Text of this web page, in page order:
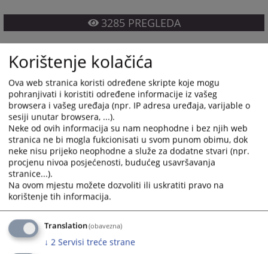
3285 PREGLEDA
Prateći dokumenti
Lista pitanja za namještenike
Lista pitanja za službenike (SSS)
Lista pitanja službenike (VSS)
Korištenje kolačića
Ova web stranica koristi određene skripte koje mogu
pohranjivati i koristiti određene informacije iz vašeg
browsera i vašeg uređaja (npr. IP adresa uređaja, varijable o
sesiji unutar browsera, ...).
Neke od ovih informacija su nam neophodne i bez njih web
stranica ne bi mogla fukcionisati u svom punom obimu, dok
neke nisu prijeko neophodne a služe za dodatne stvari (npr.
procjenu nivoa posjećenosti, budućeg usavršavanja
stranice...).
Na ovom mjestu možete dozvoliti ili uskratiti pravo na
korištenje tih informacija.
Translation(obavezna)
↓ 2 Servisi treće strane